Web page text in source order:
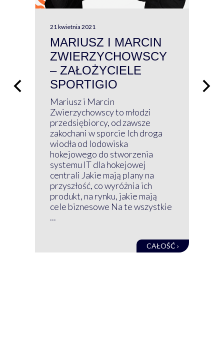
21 kwietnia 2021
MARIUSZ I MARCIN
ZWIERZYCHOWSCY
– ZAŁOŻYCIELE
SPORTIGIO
Mariusz i Marcin
Zwierzychowscy to młodzi
przedsiębiorcy, od zawsze
zakochani w sporcie Ich droga
wiodła od lodowiska
hokejowego do stworzenia
systemu IT dla hokejowej
centrali Jakie mają plany na
przyszłość, co wyróżnia ich
produkt, na rynku, jakie mają
cele biznesowe Na te wszystkie
...
CAŁOŚĆ ›